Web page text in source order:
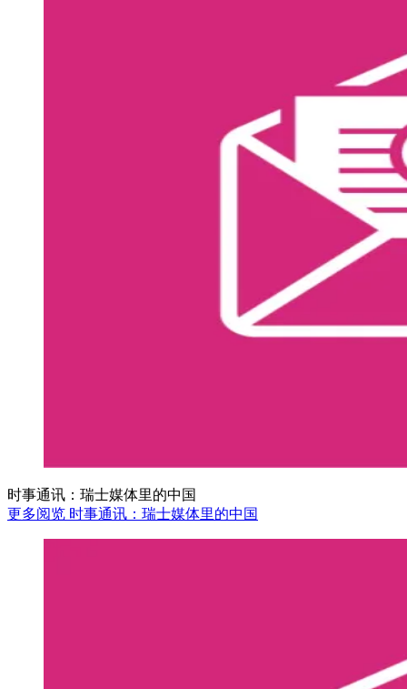
时事通讯：瑞士媒体里的中国
更多阅览 时事通讯：瑞士媒体里的中国